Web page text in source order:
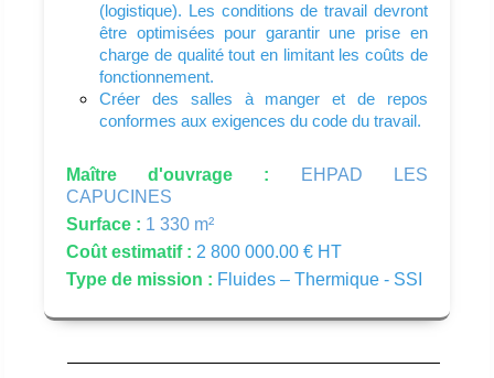
(logistique). Les conditions de travail devront
être optimisées pour garantir une prise en
charge de qualité tout en limitant les coûts de
fonctionnement.
Créer des salles à manger et de repos
conformes aux exigences du code du travail.
Maître d'ouvrage :
EHPAD LES
CAPUCINES
Surface : 1 330 m²
Coût estimatif : 2 800 000.00 € HT
Type de mission : Fluides – Thermique - SSI